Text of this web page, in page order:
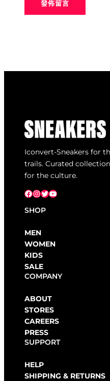
Iconvert-Sneakers for
trails. Curated
for the culture.
Facebook InstagramX YouTube
SHOP
MEN
WOMEN
KIDS
SALE
COMPANY
ABOUT
STORES
CAREERS
PRESS
SUPPORT
HELP
SHIPPING & RETURNS